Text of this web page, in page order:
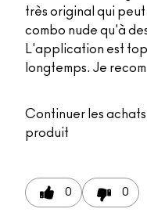
très original qui
combo nude qu'à
L'application est
longtemps. Je
Continuer les achats
produit
0 0